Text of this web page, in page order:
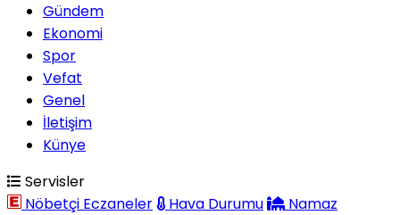
Gündem
Ekonomi
Spor
Vefat
Genel
İletişim
Künye
Servisler
Nöbetçi Eczaneler
Hava Durumu
Namaz